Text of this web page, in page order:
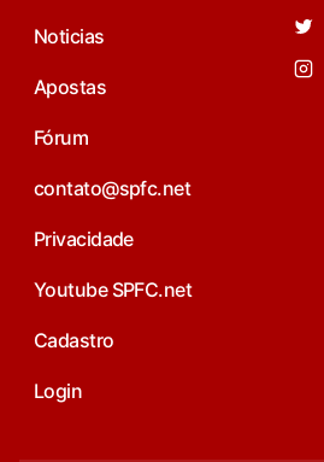
Noticias
Apostas
Fórum
contato@spfc.net
Privacidade
Youtube SPFC.net
Cadastro
Login